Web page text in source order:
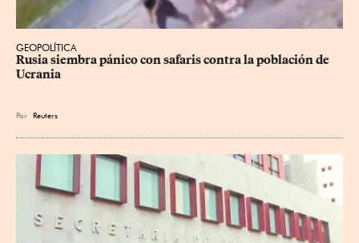
GEOPOLÍTICA
Rusia siembra pánico con safaris contra la población de
Ucrania
Por Reuters